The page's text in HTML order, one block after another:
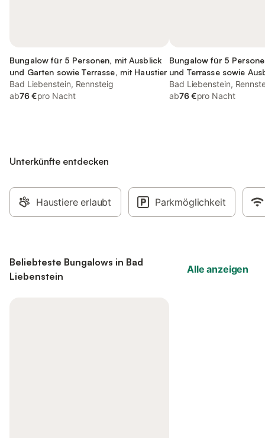
Bungalow für 5 Personen, mit Ausblick
und Garten sowie Terrasse, mit Haustier
Bad Liebenstein, Rennsteig
ab76 €pro Nacht
Bungalow für 5
und Terrasse sowie
kinderfreundlich
Bad Liebenstein,
ab76 €pro Nacht
Unterkünfte entdecken
Haustiere erlaubt Parkmöglichkeit
Beliebteste Bungalows in Bad
Liebenstein
Alle anzeigen